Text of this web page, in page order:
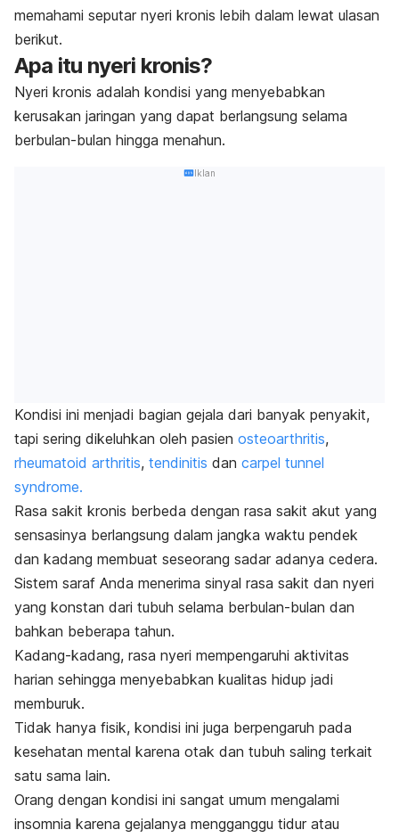
memahami seputar nyeri kronis lebih dalam lewat ulasan
berikut.
Apa itu nyeri kronis?
Nyeri kronis adalah kondisi yang menyebabkan
kerusakan jaringan yang dapat berlangsung selama
berbulan-bulan hingga menahun.
Iklan
Kondisi ini menjadi bagian gejala dari banyak penyakit,
tapi sering dikeluhkan oleh pasien osteoarthritis,
rheumatoid arthritis, tendinitis dan carpel tunnel
syndrome.
Rasa sakit kronis berbeda dengan rasa sakit akut yang
sensasinya berlangsung dalam jangka waktu pendek
dan kadang membuat seseorang sadar adanya cedera.
Sistem saraf Anda menerima sinyal rasa sakit dan nyeri
yang konstan dari tubuh selama berbulan-bulan dan
bahkan beberapa tahun.
Kadang-kadang, rasa nyeri mempengaruhi aktivitas
harian sehingga menyebabkan kualitas hidup jadi
memburuk.
Tidak hanya fisik, kondisi ini juga berpengaruh pada
kesehatan mental karena otak dan tubuh saling terkait
satu sama lain.
Orang dengan kondisi ini sangat umum mengalami
insomnia karena gejalanya mengganggu tidur atau